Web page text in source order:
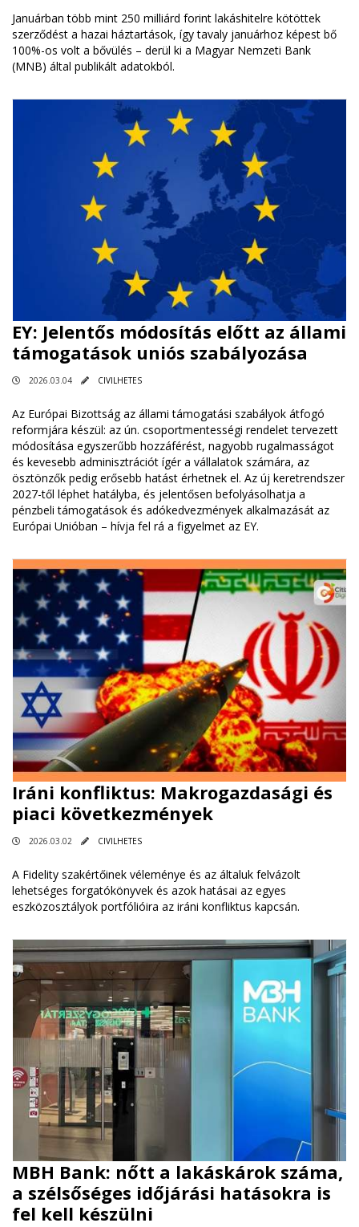
Januárban több mint 250 milliárd forint lakáshitelre kötöttek
szerződést a hazai háztartások, így tavaly januárhoz képest bő
100%-os volt a bővülés – derül ki a Magyar Nemzeti Bank
(MNB) által publikált adatokból.
EY: Jelentős módosítás előtt az állami
támogatások uniós szabályozása
2026.03.04 CIVILHETES
Az Európai Bizottság az állami támogatási szabályok átfogó
reformjára készül: az ún. csoportmentességi rendelet tervezett
módosítása egyszerűbb hozzáférést, nagyobb rugalmasságot
és kevesebb adminisztrációt ígér a vállalatok számára, az
ösztönzők pedig erősebb hatást érhetnek el. Az új keretrendszer
2027-től léphet hatályba, és jelentősen befolyásolhatja a
pénzbeli támogatások és adókedvezmények alkalmazását az
Európai Unióban – hívja fel rá a figyelmet az EY.
Iráni konfliktus: Makrogazdasági és
piaci következmények
2026.03.02 CIVILHETES
A Fidelity szakértőinek véleménye és az általuk felvázolt
lehetséges forgatókönyvek és azok hatásai az egyes
eszközosztályok portfólióira az iráni konfliktus kapcsán.
MBH Bank: nőtt a lakáskárok száma,
a szélsőséges időjárási hatásokra is
fel kell készülni